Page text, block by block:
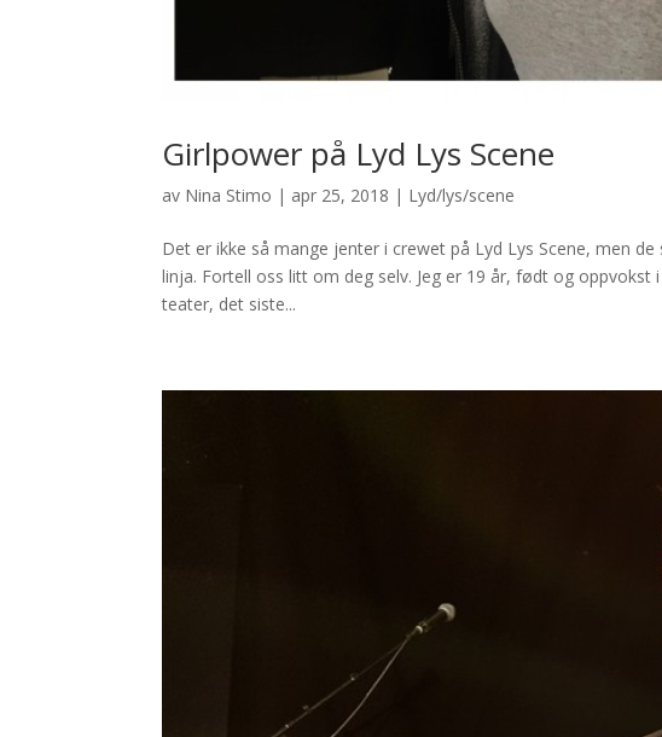
Girlpower på Lyd Lys Scene
av Nina Stimo | apr 25, 2018 | Lyd/lys/scene
Det er ikke så mange jenter i crewet på Lyd Lys Scene, men
linja. Fortell oss litt om deg selv. Jeg er 19 år, født og
teater, det siste...